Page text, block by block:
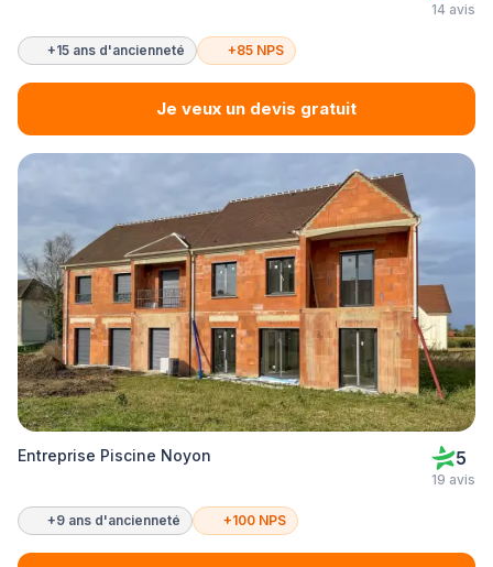
14 avis
+15 ans d'ancienneté +85 NPS
Je veux un devis gratuit
Entreprise Piscine Noyon 5
19 avis
+9 ans d'ancienneté +100 NPS